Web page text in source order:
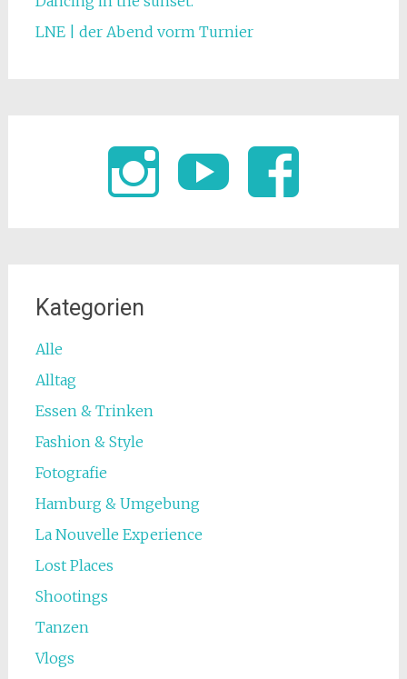
LNE | der Abend vorm Turnier
Kategorien
Alle
Alltag
Essen & Trinken
Fashion & Style
Fotografie
Hamburg & Umgebung
La Nouvelle Experience
Lost Places
Shootings
Tanzen
Vlogs